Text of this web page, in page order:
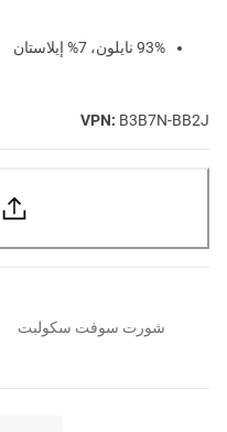
93% نايلون، 7% إيلاستان
VPN: B3B7N-BB2J
شورت سوفت سكولبت